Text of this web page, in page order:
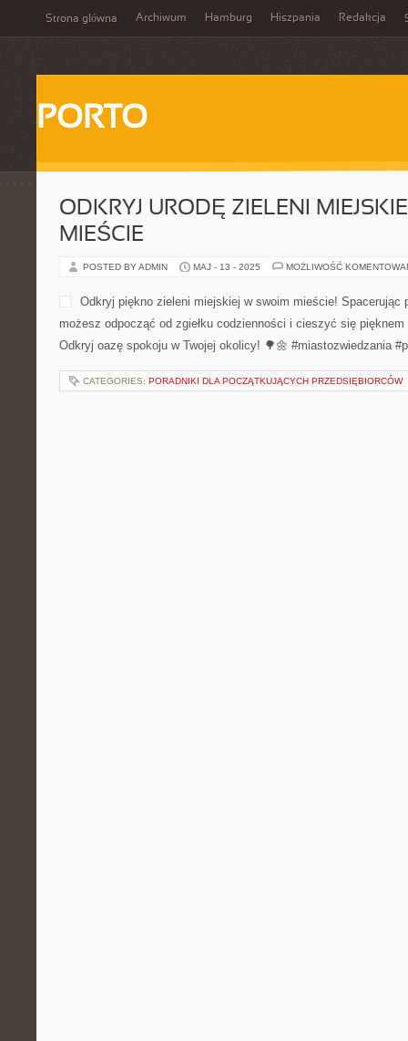
Strona główna Archiwum Hamburg Hiszpania Redakcja
PORTO
ODKRYJ URODĘ ZIELENI
MIEŚCIE
POSTED BY ADMIN MAJ - 13 - 2025 MOŻLIWOŚĆ
Odkryj piękno zieleni miejskiej w swoim mieście! Spacerując
możesz odpocząć od zgiełku codzienności i cieszyć się
Odkryj oazę spokoju w Twojej okolicy! 🌳🌼 #miastozwiedzania
CATEGORIES: PORADNIKI DLA POCZĄTKUJĄCYCH PRZEDSIĘBIORCÓW